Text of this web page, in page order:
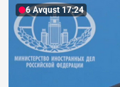
6 Avqust 17:24